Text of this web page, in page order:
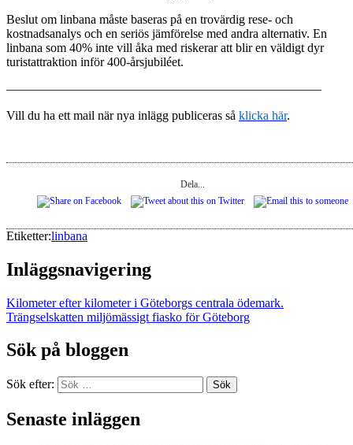
Beslut om linbana måste baseras på en trovärdig rese- och
kostnadsanalys och en seriös jämförelse med andra alternativ. En
linbana som 40% inte vill åka med riskerar att blir en väldigt dyr
turistattraktion inför 400-årsjubiléet.
—————————————————————————
Vill du ha ett mail när nya inlägg publiceras så klicka här.
Dela...
Etiketter:linbana
Inläggsnavigering
Kilometer efter kilometer i Göteborgs centrala ödemark.
Trängselskatten miljömässigt fiasko för Göteborg
Sök på bloggen
Sök efter: Sök
Senaste inläggen